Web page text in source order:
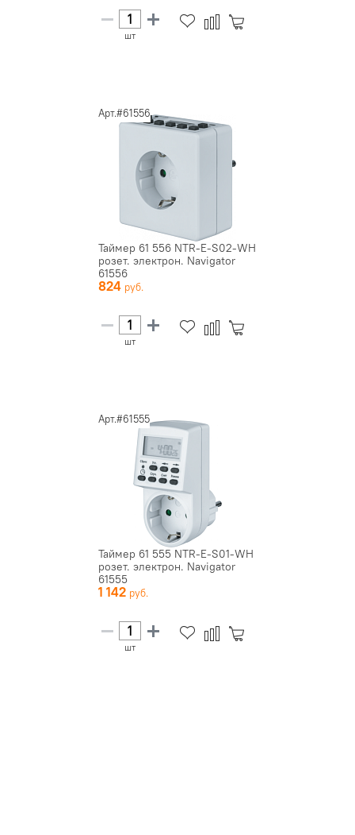
шт
Арт.#61556
Таймер 61 556 NTR-E-S02-WH
розет. электрон. Navigator
61556
824
шт
Арт.#61555
Таймер 61 555 NTR-E-S01-WH
розет. электрон. Navigator
61555
1 142
шт